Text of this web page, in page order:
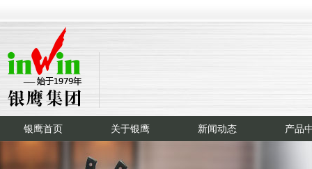
银鹰首页 关于银鹰 新闻动态 产品